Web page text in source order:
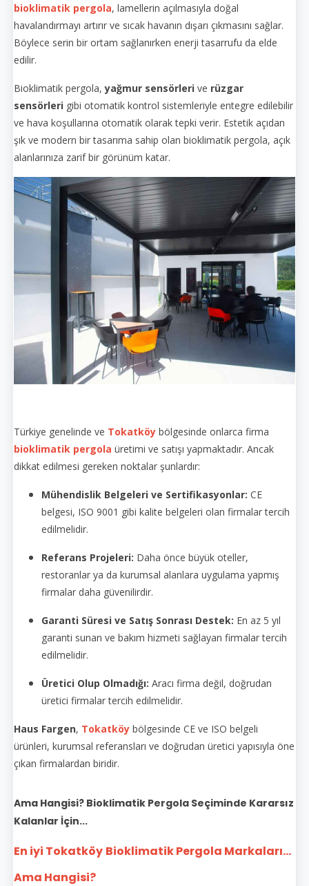
bioklimatik pergola, lamellerin açılmasıyla doğal
havalandırmayı artırır ve sıcak havanın dışarı çıkmasını sağlar.
Böylece serin bir ortam sağlanırken enerji tasarrufu da elde
edilir.
Bioklimatik pergola,yağmur sensörleri ve rüzgar
sensörleri gibi otomatik kontrol sistemleriyle entegre edilebilir
ve hava koşullarına otomatik olarak tepki verir. Estetik açıdan
şık ve modern bir tasarıma sahip olan bioklimatik pergola, açık
alanlarınıza zarif bir görünüm katar.
Türkiye genelinde ve Tokatköy bölgesinde onlarca firma
bioklimatik pergola üretimi ve satışı yapmaktadır. Ancak
dikkat edilmesi gereken noktalar şunlardır:
Mühendislik Belgeleri ve Sertifikasyonlar: CE
belgesi, ISO 9001 gibi kalite belgeleri olan firmalar tercih
edilmelidir.
Referans Projeleri: Daha önce büyük oteller,
restoranlar ya da kurumsal alanlara uygulama yapmış
firmalar daha güvenilirdir.
Garanti Süresi ve Satış Sonrası Destek: En az 5 yıl
garanti sunan ve bakım hizmeti sağlayan firmalar tercih
edilmelidir.
Üretici Olup Olmadığı: Aracı firma değil, doğrudan
üretici firmalar tercih edilmelidir.
Haus Fargen, Tokatköy bölgesinde CE ve ISO belgeli
ürünleri, kurumsal referansları ve doğrudan üretici yapısıyla öne
çıkan firmalardan biridir.
Ama Hangisi? Bioklimatik Pergola Seçiminde Kararsız
Kalanlar İçin...
En iyi Tokatköy Bioklimatik Pergola Markaları...
Ama Hangisi?